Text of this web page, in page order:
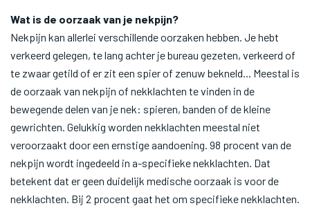
Wat is de oorzaak van je nekpijn?
Nekpijn kan allerlei verschillende oorzaken hebben. Je hebt
verkeerd gelegen, te lang achter je bureau gezeten, verkeerd of
te zwaar getild of er zit een spier of zenuw bekneld... Meestal is
de oorzaak van nekpijn of nekklachten te vinden in de
bewegende delen van je nek: spieren, banden of de kleine
gewrichten. Gelukkig worden nekklachten meestal niet
veroorzaakt door een ernstige aandoening. 98 procent van de
nekpijn wordt ingedeeld in a-specifieke nekklachten. Dat
betekent dat er geen duidelijk medische oorzaak is voor de
nekklachten. Bij 2 procent gaat het om specifieke nekklachten.